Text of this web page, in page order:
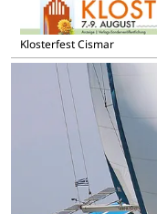
Klosterfest Cismar